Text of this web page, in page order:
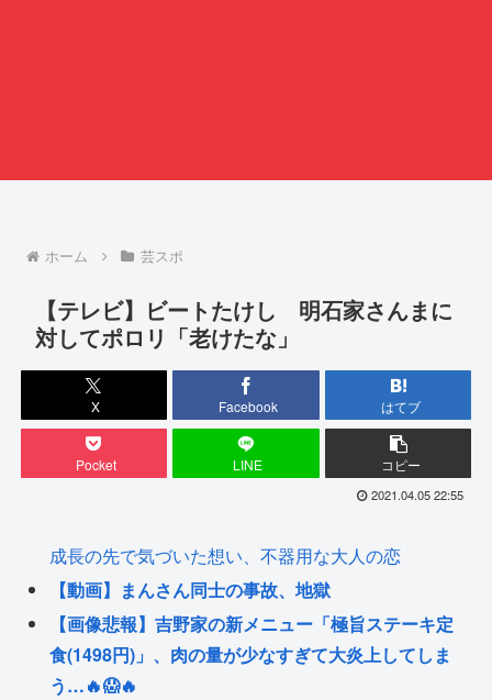
ホーム 芸スポ
【テレビ】ビートたけし 明石家さんまに
対してポロリ「老けたな」
X Facebook はてブ
Pocket LINE コピー
2021.04.05 22:55
成長の先で気づいた想い、不器用な大人の恋
【動画】まんさん同士の事故、地獄
【画像悲報】吉野家の新メニュー「極旨ステーキ定
食(1498円)」、肉の量が少なすぎて大炎上してしま
う…🔥😱🔥